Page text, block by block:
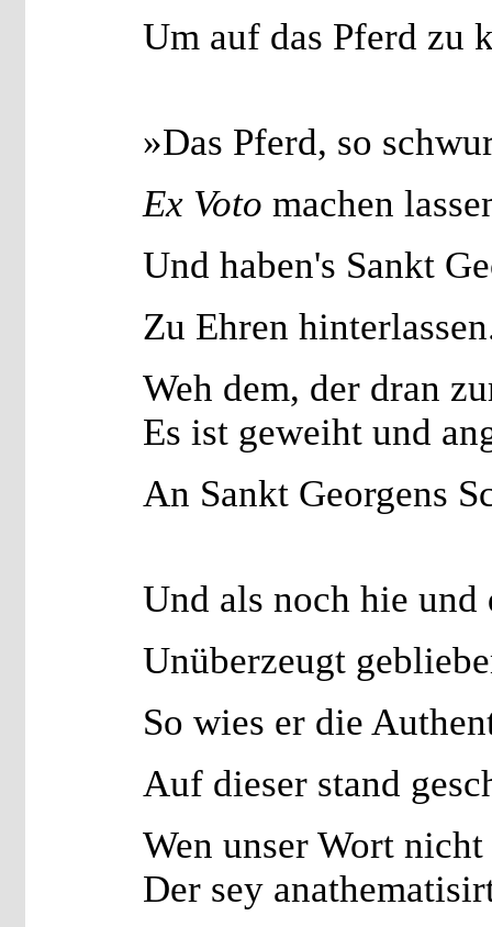
Um auf das Pferd zu
»Das Pferd, so
Ex Voto machen
Und haben's Sankt
Zu Ehren
Weh dem, der dran
Es ist geweiht und
An Sankt Georgens
Und als noch hie und
Unüberzeugt
So wies er die
Auf dieser stand
Wen unser Wort
Der sey